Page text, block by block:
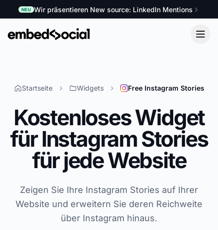
NEU Wir präsentieren New source: LinkedIn Mentions
Startseite Widgets Free Instagram Stories
Kostenloses Widget
für Instagram Stories
für jede Website
Zeigen Sie Ihre Instagram Stories auf Ihrer
Website und erweitern Sie deren Reichweite
über Instagram hinaus.